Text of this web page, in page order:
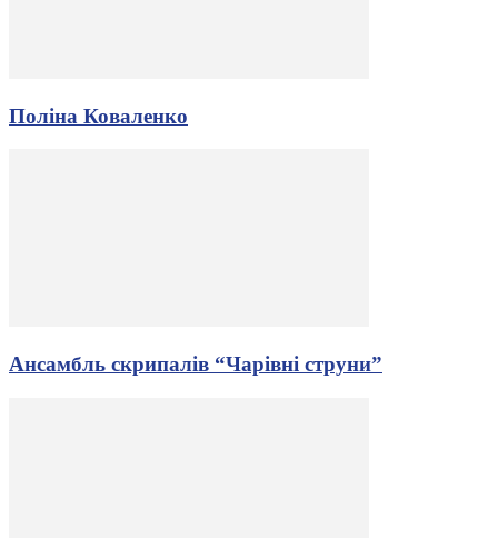
Поліна Коваленко
Ансамбль скрипалів “Чарівні струни”